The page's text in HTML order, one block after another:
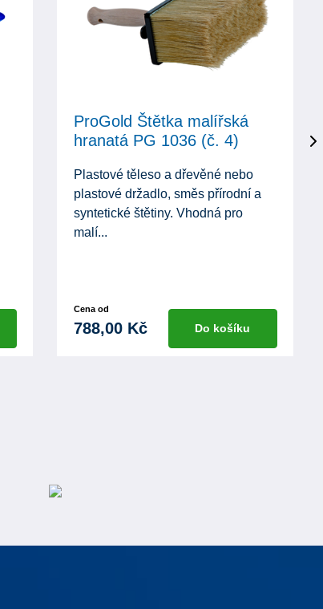
ProGold Štětka malířská
hranatá PG 1036 (č. 4)
Plastové těleso a dřevěné nebo
plastové držadlo, směs přírodní a
syntetické štětiny. Vhodná pro
malí...
Cena od
788,00 Kč Do košíku